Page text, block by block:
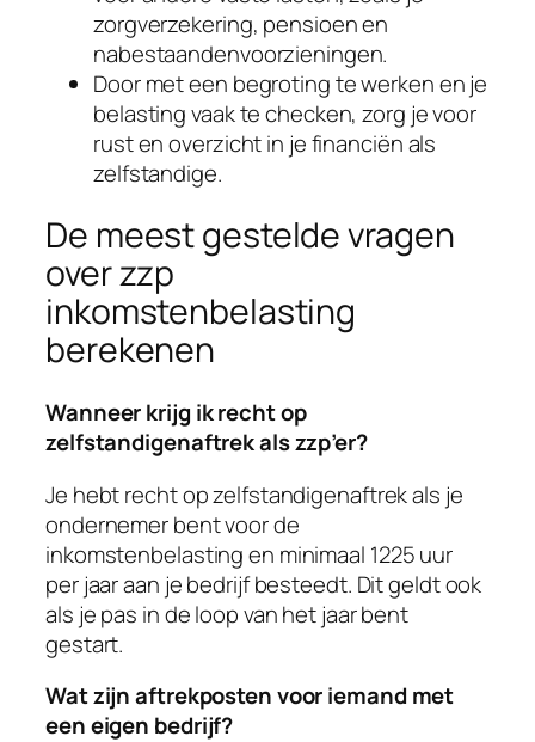
zorgverzekering, pensioen en
nabestaandenvoorzieningen.
Door met een begroting te werken en je
belasting vaak te checken, zorg je voor
rust en overzicht in je financiën als
zelfstandige.
De meest gestelde vragen
over zzp
inkomstenbelasting
berekenen
Wanneer krijg ik recht op
zelfstandigenaftrek als zzp’er?
Je hebt recht op zelfstandigenaftrek als je
ondernemer bent voor de
inkomstenbelasting en minimaal 1225 uur
per jaar aan je bedrijf besteedt. Dit geldt ook
als je pas in de loop van het jaar bent
gestart.
Wat zijn aftrekposten voor iemand met
een eigen bedrijf?